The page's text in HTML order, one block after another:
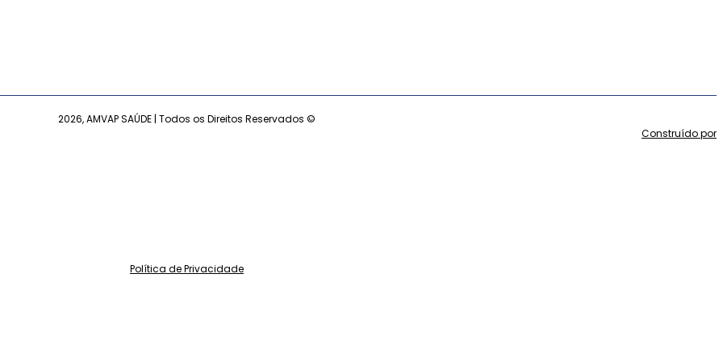
2026, AMVAP SAÚDE | Todos os Direitos Reservados ©
Construído por
Política de Privacidade